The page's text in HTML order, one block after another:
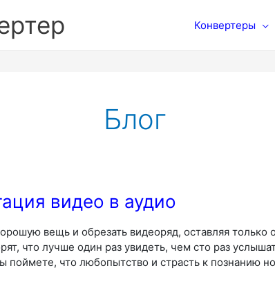
Конвертеры
Блог
видео в аудио
вещь и обрезать видеоряд, оставляя только
что лучше один раз увидеть, чем сто раз
поймете, что любопытство и страсть к познанию